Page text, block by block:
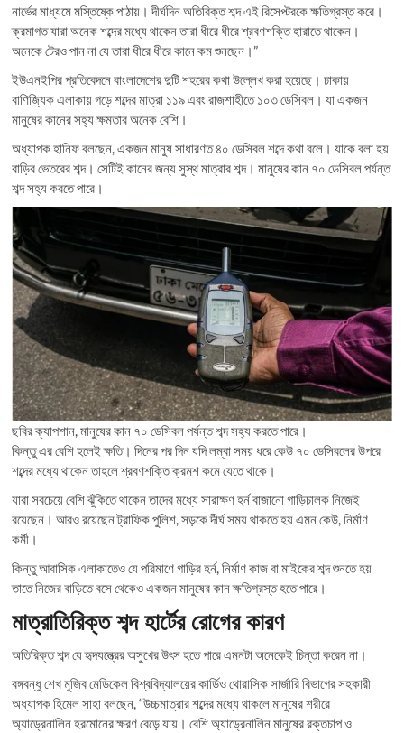
নার্ভের মাধ্যমে মস্তিষ্কে পাঠায়। দীর্ঘদিন অতিরিক্ত শব্দ এই রিসেপ্টরকে ক্ষতিগ্রস্ত করে।
ক্রমাগত যারা অনেক শব্দের মধ্যে থাকেন তারা ধীরে ধীরে শ্রবণশক্তি হারাতে থাকেন।
অনেকে টেরও পান না যে তারা ধীরে ধীরে কানে কম শুনছেন।”
ইউএনইপির প্রতিবেদনে বাংলাদেশের দুটি শহরের কথা উল্লেখ করা হয়েছে। ঢাকায়
বাণিজ্যিক এলাকায় গড়ে শব্দের মাত্রা ১১৯ এবং রাজশাহীতে ১০৩ ডেসিবল। যা একজন
মানুষের কানের সহ্য ক্ষমতার অনেক বেশি।
অধ্যাপক হানিফ বলছেন, একজন মানুষ সাধারণত ৪০ ডেসিবল শব্দে কথা বলে। যাকে বলা হয়
বাড়ির ভেতরের শব্দ। সেটিই কানের জন্য সুস্থ মাত্রার শব্দ। মানুষের কান ৭০ ডেসিবল পর্যন্ত
শব্দ সহ্য করতে পারে।
ছবির ক্যাপশান, মানুষের কান ৭০ ডেসিবল পর্যন্ত শব্দ সহ্য করতে পারে।
কিন্তু এর বেশি হলেই ক্ষতি। দিনের পর দিন যদি লম্বা সময় ধরে কেউ ৭০ ডেসিবলের উপরে
শব্দের মধ্যে থাকেন তাহলে শ্রবণশক্তি ক্রমশ কমে যেতে থাকে।
যারা সবচেয়ে বেশি ঝুঁকিতে থাকেন তাদের মধ্যে সারাক্ষণ হর্ন বাজানো গাড়িচালক নিজেই
রয়েছেন। আরও রয়েছেন ট্রাফিক পুলিশ, সড়কে দীর্ঘ সময় থাকতে হয় এমন কেউ, নির্মাণ
কর্মী।
কিন্তু আবাসিক এলাকাতেও যে পরিমাণে গাড়ির হর্ন, নির্মাণ কাজ বা মাইকের শব্দ শুনতে হয়
তাতে নিজের বাড়িতে বসে থেকেও একজন মানুষের কান ক্ষতিগ্রস্ত হতে পারে।
মাত্রাতিরিক্ত শব্দ হার্টের রোগের কারণ
অতিরিক্ত শব্দ যে হৃদযন্ত্রের অসুখের উৎস হতে পারে এমনটা অনেকেই চিন্তা করেন না।
বঙ্গবন্ধু শেখ মুজিব মেডিকেল বিশ্ববিদ্যালয়ের কার্ডিও থোরাসিক সার্জারি বিভাগের সহকারী
অধ্যাপক হিমেল সাহা বলছেন, “উচ্চমাত্রার শব্দের মধ্যে থাকলে মানুষের শরীরে
অ্যাড্রেনালিন হরমোনের ক্ষরণ বেড়ে যায়। বেশি অ্যাড্রেনালিন মানুষের রক্তচাপ ও